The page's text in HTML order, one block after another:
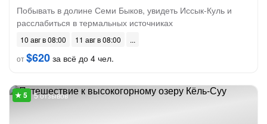
Побывать в долине Семи Быков, увидеть Иссык-Куль и
расслабиться в термальных источниках
10 авг в 08:00
11 авг в 08:00
от$620 за всё до 4 чел.
5 отзывов